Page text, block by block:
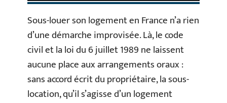
Sous-louer son logement en France n’a rien
d’une démarche improvisée. Là, le code
civil et la loi du 6 juillet 1989 ne laissent
aucune place aux arrangements oraux :
sans accord écrit du propriétaire, la sous-
location, qu’il s’agisse d’un logement